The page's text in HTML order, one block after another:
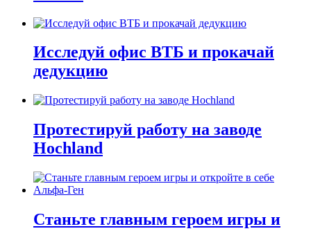
Исследуй офис ВТБ и прокачай
дедукцию
Протестируй работу на заводе
Hochland
Станьте главным героем игры и